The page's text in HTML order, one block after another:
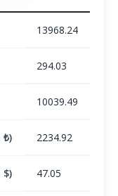
13968.24
294.03
10039.49
₺) 2234.92
$) 47.05